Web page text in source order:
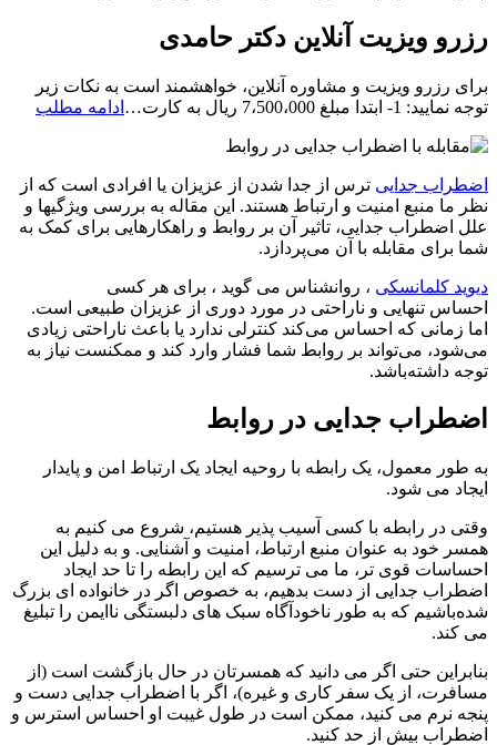
رزرو ویزیت آنلاین دکتر حامدی
برای رزرو ویزیت و مشاوره آنلاین، خواهشمند است به نکات زیر
توجه نمایید: 1- ابتدا مبلغ 7،500،000 ریال به کارت…
ادامه مطلب
اضطراب جدایی ترس از جدا شدن از عزیزان یا افرادی است که از
نظر ما منبع امنیت و ارتباط هستند. این مقاله به بررسی ویژگیها و
علل اضطراب جدایی، تاثیر آن بر روابط و راهکارهایی برای کمک به
شما برای مقابله با آن می‌پردازد.
دیوید کلمانسکی ، روانشناس می گوید ، برای هر کسی
احساس تنهایی و ناراحتی در مورد دوری از عزیزان طبیعی است.
اما زمانی که احساس می‌کند کنترلی ندارد یا باعث ناراحتی زیادی
می‌شود، می‌تواند بر روابط شما فشار وارد کند و ممکنست نیاز به
توجه داشته‌باشد.
اضطراب جدایی در روابط
به طور معمول، یک رابطه با روحیه ایجاد یک ارتباط امن و پایدار
ایجاد می شود.
وقتی در رابطه با کسی آسیب پذیر هستیم، شروع می کنیم به
همسر خود به عنوان منبع ارتباط، امنیت و آشنایی. و به دلیل این
احساسات قوی تر، ما می ترسیم که این رابطه را تا حد ایجاد
اضطراب جدایی از دست بدهیم، به خصوص اگر در خانواده ای بزرگ
شده‌باشیم که به طور ناخودآگاه سبک های دلبستگی ناایمن را تبلیغ
می کند.
بنابراین حتی اگر می دانید که همسرتان در حال بازگشت است (از
مسافرت، از یک سفر کاری و غیره)، اگر با اضطراب جدایی دست و
پنجه نرم می کنید، ممکن است در طول غیبت او احساس استرس و
اضطراب بیش از حد کنید.